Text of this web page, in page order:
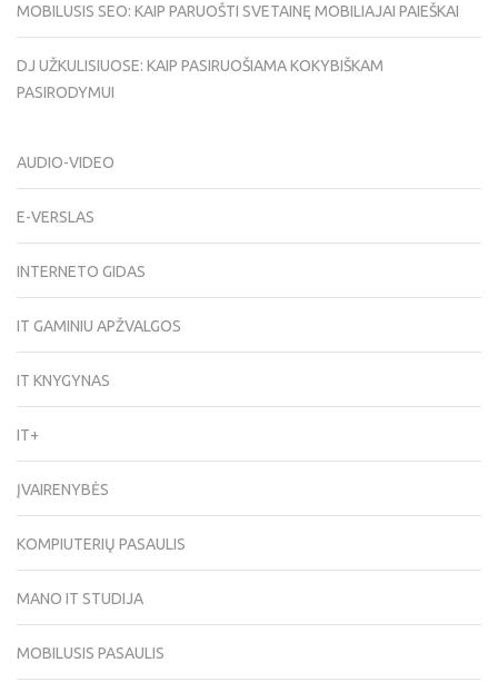
MOBILUSIS SEO: KAIP PARUOŠTI SVETAINĘ MOBILIAJAI PAIEŠKAI
DJ UŽKULISIUOSE: KAIP PASIRUOŠIAMA KOKYBIŠKAM
PASIRODYMUI
AUDIO-VIDEO
E-VERSLAS
INTERNETO GIDAS
IT GAMINIU APŽVALGOS
IT KNYGYNAS
IT+
ĮVAIRENYBĖS
KOMPIUTERIŲ PASAULIS
MANO IT STUDIJA
MOBILUSIS PASAULIS